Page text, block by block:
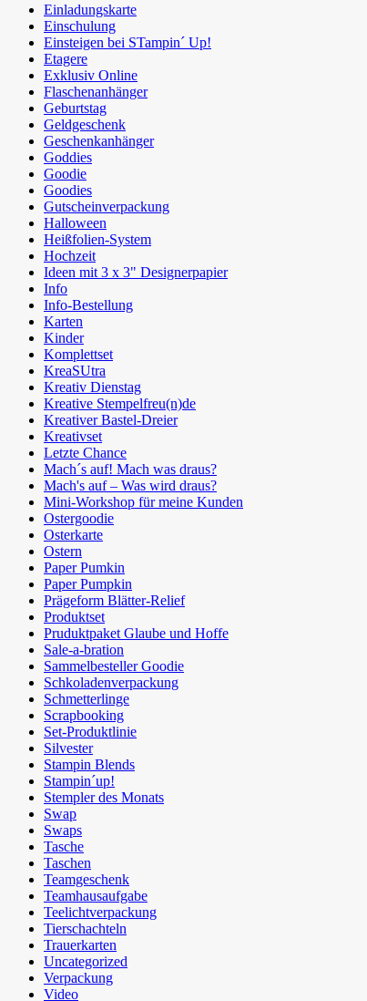
Einladungskarte
Einschulung
Einsteigen bei STampin´ Up!
Etagere
Exklusiv Online
Flaschenanhänger
Geburtstag
Geldgeschenk
Geschenkanhänger
Goddies
Goodie
Goodies
Gutscheinverpackung
Halloween
Heißfolien-System
Hochzeit
Ideen mit 3 x 3" Designerpapier
Info
Info-Bestellung
Karten
Kinder
Komplettset
KreaSUtra
Kreativ Dienstag
Kreative Stempelfreu(n)de
Kreativer Bastel-Dreier
Kreativset
Letzte Chance
Mach´s auf! Mach was draus?
Mach's auf – Was wird draus?
Mini-Workshop für meine Kunden
Ostergoodie
Osterkarte
Ostern
Paper Pumkin
Paper Pumpkin
Prägeform Blätter-Relief
Produktset
Pruduktpaket Glaube und Hoffe
Sale-a-bration
Sammelbesteller Goodie
Schkoladenverpackung
Schmetterlinge
Scrapbooking
Set-Produktlinie
Silvester
Stampin Blends
Stampin´up!
Stempler des Monats
Swap
Swaps
Tasche
Taschen
Teamgeschenk
Teamhausaufgabe
Teelichtverpackung
Tierschachteln
Trauerkarten
Uncategorized
Verpackung
Video